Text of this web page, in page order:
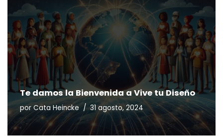
Te damos la Bienvenida a Vive tu Diseño
porCata Heincke 31 agosto, 2024